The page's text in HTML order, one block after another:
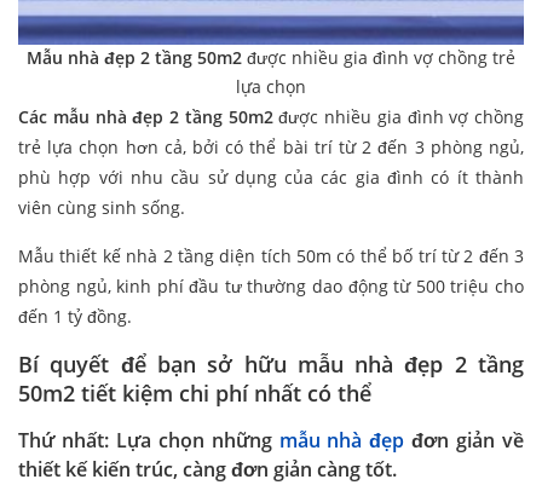
Mẫu nhà đẹp 2 tầng 50m2 được nhiều gia đình vợ chồng trẻ
lựa chọn
Các mẫu nhà đẹp 2 tầng 50m2được nhiều gia đình vợ chồng
trẻ lựa chọn hơn cả, bởi có thể bài trí từ 2 đến 3 phòng ngủ,
phù hợp với nhu cầu sử dụng của các gia đình có ít thành
viên cùng sinh sống.
Mẫu thiết kế nhà 2 tầng diện tích 50m có thể bố trí từ 2 đến 3
phòng ngủ, kinh phí đầu tư thường dao động từ 500 triệu cho
đến 1 tỷ đồng.
Bí quyết để bạn sở hữu mẫu nhà đẹp 2 tầng
50m2 tiết kiệm chi phí nhất có thể
Thứ nhất: Lựa chọn những mẫu nhà đẹp đơn giản về
thiết kế kiến trúc, càng đơn giản càng tốt.